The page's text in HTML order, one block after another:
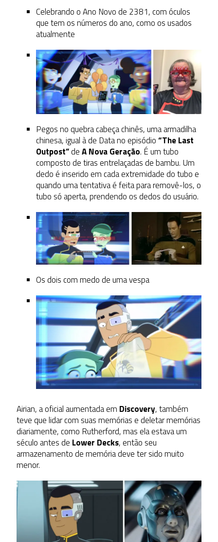
Celebrando o Ano Novo de 2381, com óculos
que tem os números do ano, como os usados
atualmente
Pegos no quebra cabeça chinês, uma armadilha
chinesa, igual à de Data no episódio“The Last
Outpost”deA Nova Geração. É um tubo
composto de tiras entrelaçadas de bambu. Um
dedo é inserido em cada extremidade do tubo e
quando uma tentativa é feita para removê-los, o
tubo só aperta, prendendo os dedos do usuário.
Os dois com medo de uma vespa
Airian, a oficial aumentada em Discovery, também
teve que lidar com suas memórias e deletar memórias
diariamente, como Rutherford, mas ela estava um
século antes de Lower Decks, então seu
armazenamento de memória deve ter sido muito
menor.